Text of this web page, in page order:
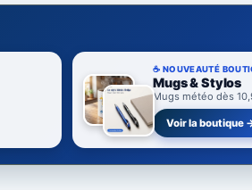
☕ NOUVEAUTÉ
Mugs & Stylos
Mugs météo dès
Voir la boutique